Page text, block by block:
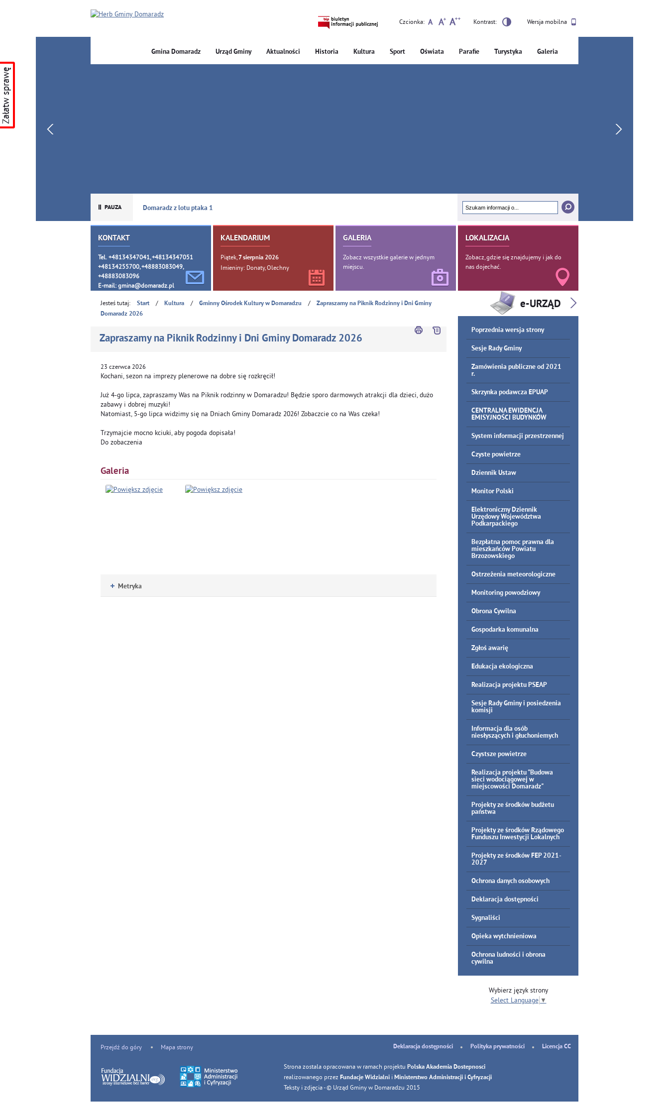
Wersja mobilna
Czcionka: Kontrast:
Gmina Domaradz Urząd Gminy Aktualności Historia Kultura Sport Oświata Parafie Turystyka Galeria
Domaradz z lotu ptaka 1
KONTAKT
Tel. +48134347041, +48134347051
+48134255700, +48883083049,
+48883083096
E-mail: gmina@domaradz.pl
KALENDARIUM
Piątek, 7sierpnia 2026
Imieniny: Donaty, Olechny
GALERIA
Zobacz wszystkie galerie w jednym
miejscu.
LOKALIZACJA
Zobacz, gdzie się znajdujemy i jak do
nas dojechać.
Załatw sprawę
Jesteś tutaj: Start / Kultura / Gminny Ośrodek Kultury w Domaradzu /
Zapraszamy na Piknik Rodzinny i Dni Gminy
Domaradz 2026
Zapraszamy na Piknik Rodzinny i Dni Gminy Domaradz 2026
23 czerwca 2026
Kochani, sezon na imprezy plenerowe na dobre się rozkręcił!
Już 4-go lipca, zapraszamy Was na Piknik rodzinny w Domaradzu! Będzie sporo darmowych atrakcji dla dzieci, dużo
zabawy i dobrej muzyki!
Natomiast, 5-go lipca widzimy się na Dniach Gminy Domaradz 2026! Zobaczcie co na Was czeka!
Trzymajcie mocno kciuki, aby pogoda dopisała!
Do zobaczenia
Galeria
Metryka
Poprzednia wersja strony
Sesje Rady Gminy
Zamówienia publiczne od 2021
r.
Skrzynka podawcza EPUAP
CENTRALNA EWIDENCJA
EMISYJNOŚCI BUDYNKÓW
System informacji przestrzennej
Czyste powietrze
Dziennik Ustaw
Monitor Polski
Elektroniczny Dziennik
Urzędowy Województwa
Podkarpackiego
Bezpłatna pomoc prawna dla
mieszkańców Powiatu
Brzozowskiego
Ostrzeżenia meteorologiczne
Monitoring powodziowy
Obrona Cywilna
Gospodarka komunalna
Zgłoś awarię
Edukacja ekologiczna
Realizacja projektu PSEAP
Sesje Rady Gminy i posiedzenia
komisji
Informacja dla osób
niesłyszących i głuchoniemych
Czystsze powietrze
Realizacja projektu "Budowa
sieci wodociągowej w
miejscowości Domaradz"
Projekty ze środków budżetu
państwa
Projekty ze środków Rządowego
Funduszu Inwestycji Lokalnych
Projekty ze środków FEP 2021-
2027
Ochrona danych osobowych
Deklaracja dostępności
Sygnaliści
Opieka wytchnieniowa
Ochrona ludności i obrona
cywilna
Wybierz język strony
Select Language ▼
Przejdź do góry Mapa strony Deklaracja dostępności Polityka prywatności Licencja CC
Strona zostala opracowana w ramach projektu Polska Akademia Dostepnosci
realizowanego przez Fundacje Widzialni i Ministerstwo Administracji i Cyfryzacji
Teksty i zdjęcia - © Urząd Gminy w Domaradzu 2015